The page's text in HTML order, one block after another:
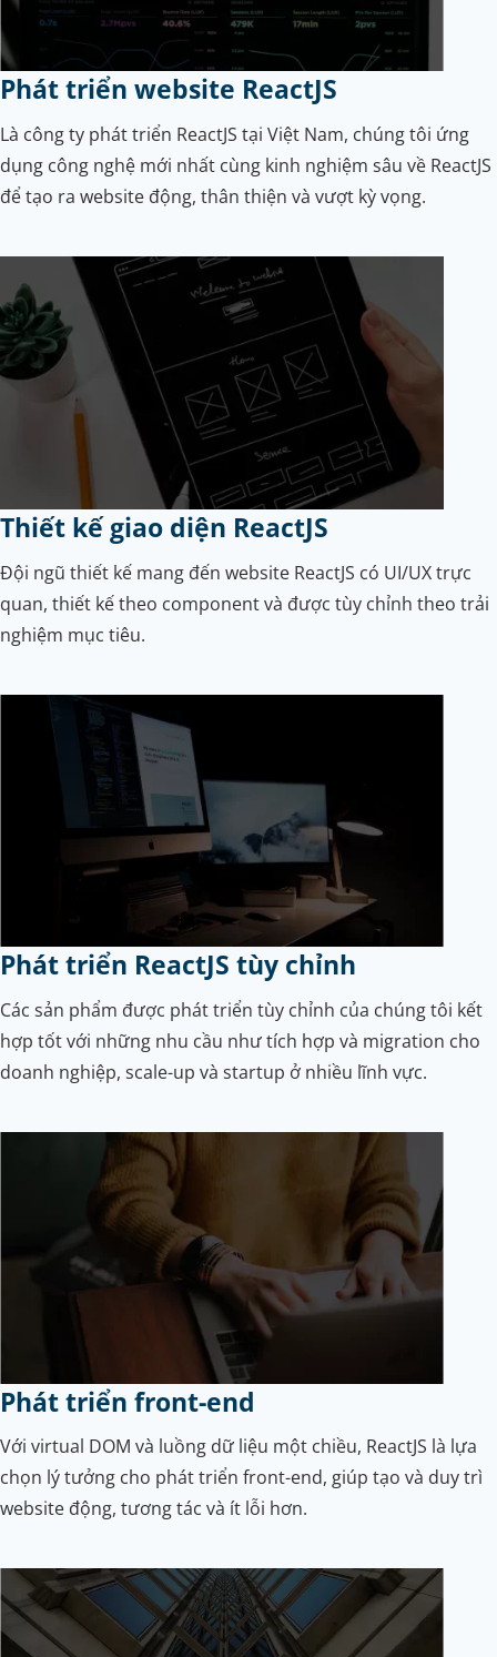
Phát triển website ReactJS
Là công ty phát triển ReactJS tại Việt Nam, chúng tôi ứng
dụng công nghệ mới nhất cùng kinh nghiệm sâu về ReactJS
để tạo ra website động, thân thiện và vượt kỳ vọng.
Thiết kế giao diện ReactJS
Đội ngũ thiết kế mang đến website ReactJS có UI/UX trực
quan, thiết kế theo component và được tùy chỉnh theo trải
nghiệm mục tiêu.
Phát triển ReactJS tùy chỉnh
Các sản phẩm được phát triển tùy chỉnh của chúng tôi kết
hợp tốt với những nhu cầu như tích hợp và migration cho
doanh nghiệp, scale-up và startup ở nhiều lĩnh vực.
Phát triển front-end
Với virtual DOM và luồng dữ liệu một chiều, ReactJS là lựa
chọn lý tưởng cho phát triển front-end, giúp tạo và duy trì
website động, tương tác và ít lỗi hơn.